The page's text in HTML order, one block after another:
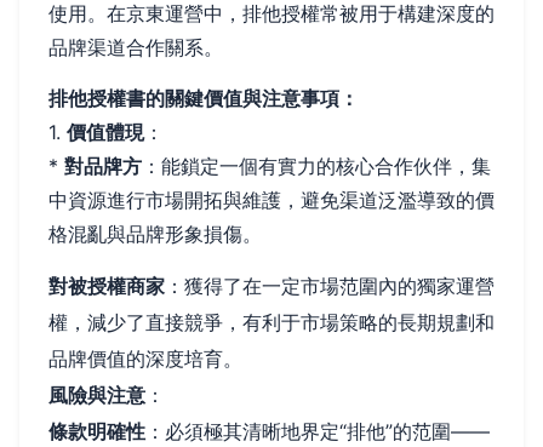
使用。在京東運營中，排他授權常被用于構建深度的
品牌渠道合作關系。
排他授權書的關鍵價值與注意事項：
1. 價值體現：
* 對品牌方 ：能鎖定一個有實力的核心合作伙伴，集
中資源進行市場開拓與維護，避免渠道泛濫導致的價
格混亂與品牌形象損傷。
對被授權商家 ：獲得了在一定市場范圍內的獨家運營
權，減少了直接競爭，有利于市場策略的長期規劃和
品牌價值的深度培育。
風險與注意 ：
條款明確性 ：必須極其清晰地界定“排他”的范圍——